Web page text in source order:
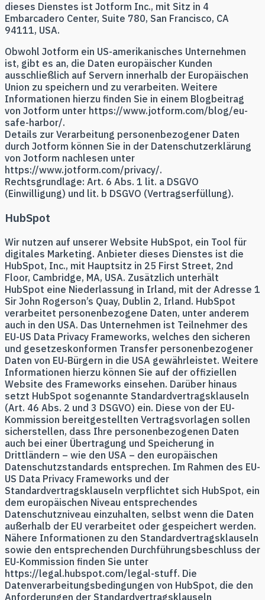
dieses Dienstes ist Jotform Inc., mit Sitz in 4
Embarcadero Center, Suite 780, San Francisco, CA
94111, USA.
Obwohl Jotform ein US-amerikanisches Unternehmen
ist, gibt es an, die Daten europäischer Kunden
ausschließlich auf Servern innerhalb der Europäischen
Union zu speichern und zu verarbeiten. Weitere
Informationen hierzu finden Sie in einem Blogbeitrag
von Jotform unter https://www.jotform.com/blog/eu-
safe-harbor/.
Details zur Verarbeitung personenbezogener Daten
durch Jotform können Sie in der Datenschutzerklärung
von Jotform nachlesen unter
https://www.jotform.com/privacy/.
Rechtsgrundlage: Art. 6 Abs. 1 lit. a DSGVO
(Einwilligung) und lit. b DSGVO (Vertragserfüllung).
HubSpot
Wir nutzen auf unserer Website HubSpot, ein Tool für
digitales Marketing. Anbieter dieses Dienstes ist die
HubSpot, Inc., mit Hauptsitz in 25 First Street, 2nd
Floor, Cambridge, MA, USA. Zusätzlich unterhält
HubSpot eine Niederlassung in Irland, mit der Adresse 1
Sir John Rogerson’s Quay, Dublin 2, Irland. HubSpot
verarbeitet personenbezogene Daten, unter anderem
auch in den USA. Das Unternehmen ist Teilnehmer des
EU-US Data Privacy Frameworks, welches den sicheren
und gesetzeskonformen Transfer personenbezogener
Daten von EU-Bürgern in die USA gewährleistet. Weitere
Informationen hierzu können Sie auf der offiziellen
Website des Frameworks einsehen. Darüber hinaus
setzt HubSpot sogenannte Standardvertragsklauseln
(Art. 46 Abs. 2 und 3 DSGVO) ein. Diese von der EU-
Kommission bereitgestellten Vertragsvorlagen sollen
sicherstellen, dass Ihre personenbezogenen Daten
auch bei einer Übertragung und Speicherung in
Drittländern – wie den USA – den europäischen
Datenschutzstandards entsprechen. Im Rahmen des EU-
US Data Privacy Frameworks und der
Standardvertragsklauseln verpflichtet sich HubSpot, ein
dem europäischen Niveau entsprechendes
Datenschutzniveau einzuhalten, selbst wenn die Daten
außerhalb der EU verarbeitet oder gespeichert werden.
Nähere Informationen zu den Standardvertragsklauseln
sowie den entsprechenden Durchführungsbeschluss der
EU-Kommission finden Sie unter
https://legal.hubspot.com/legal-stuff. Die
Datenverarbeitungsbedingungen von HubSpot, die den
Anforderungen der Standardvertragsklauseln